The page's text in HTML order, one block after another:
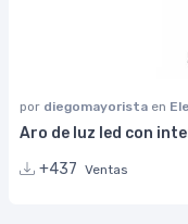
por diegomayorista en
Aro de luz led con
+437 Ventas